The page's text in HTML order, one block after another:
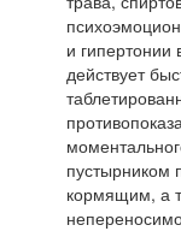
и
действует
пустырником
кормящим, а